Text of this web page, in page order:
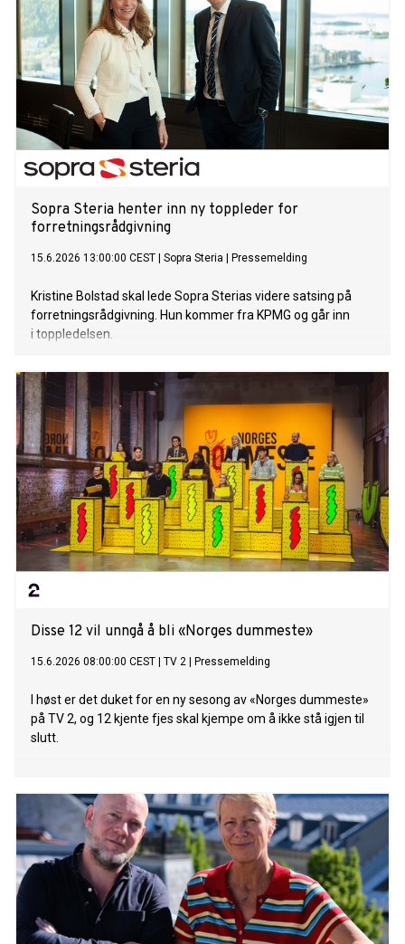
Sopra Steria henter inn ny toppleder for
forretningsrådgivning
15.6.2026 13:00:00 CEST Sopra Steria Pressemelding
Kristine Bolstad skal lede Sopra Sterias videre satsing på
forretningsrådgivning. Hun kommer fra KPMG og går inn
i toppledelsen.
Disse 12 vil unngå å bli «Norges dummeste»
15.6.2026 08:00:00 CEST TV 2 Pressemelding
I høst er det duket for en ny sesong av «Norges dummeste»
på TV 2, og 12 kjente fjes skal kjempe om å ikke stå igjen til
slutt.